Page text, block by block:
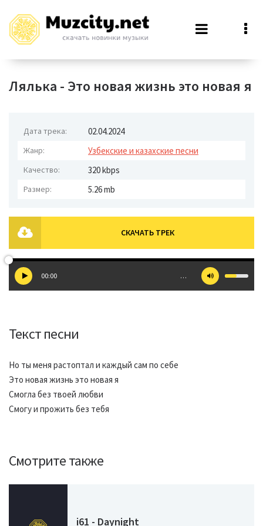
Лялька - Это новая жизнь это новая я
Дата трека: 02.04.2024
Жанр: Узбекские и казахские песни
Качество: 320 kbps
Размер: 5.26 mb
СКАЧАТЬ ТРЕК
00:00 …
Текст песни
Но ты меня растоптал и каждый сам по себе
Это новая жизнь это новая я
Смогла без твоей любви
Смогу и прожить без тебя
Смотрите также
i61 - Daynight